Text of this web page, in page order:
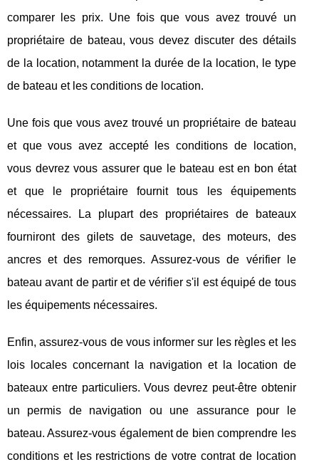
comparer les prix. Une fois que vous avez trouvé un
propriétaire de bateau, vous devez discuter des détails
de la location, notamment la durée de la location, le type
de bateau et les conditions de location.
Une fois que vous avez trouvé un propriétaire de bateau
et que vous avez accepté les conditions de location,
vous devrez vous assurer que le bateau est en bon état
et que le propriétaire fournit tous les équipements
nécessaires. La plupart des propriétaires de bateaux
fourniront des gilets de sauvetage, des moteurs, des
ancres et des remorques. Assurez-vous de vérifier le
bateau avant de partir et de vérifier s'il est équipé de tous
les équipements nécessaires.
Enfin, assurez-vous de vous informer sur les règles et les
lois locales concernant la navigation et la location de
bateaux entre particuliers. Vous devrez peut-être obtenir
un permis de navigation ou une assurance pour le
bateau. Assurez-vous également de bien comprendre les
conditions et les restrictions de votre contrat de location